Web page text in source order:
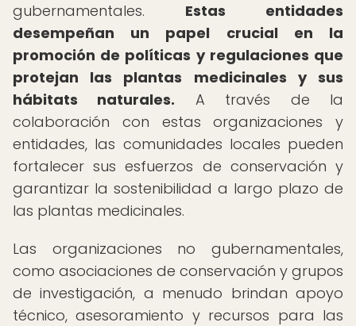
gubernamentales. Estas entidades
desempeñan un papel crucial en la
promoción de políticas y regulaciones que
protejan las plantas medicinales y sus
hábitats naturales. A través de la
colaboración con estas organizaciones y
entidades, las comunidades locales pueden
fortalecer sus esfuerzos de conservación y
garantizar la sostenibilidad a largo plazo de
las plantas medicinales.
Las organizaciones no gubernamentales,
como asociaciones de conservación y grupos
de investigación, a menudo brindan apoyo
técnico, asesoramiento y recursos para las